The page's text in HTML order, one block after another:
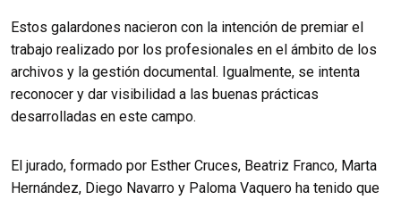
Estos galardones nacieron con la intención de premiar el
trabajo realizado por los profesionales en el ámbito de los
archivos y la gestión documental. Igualmente, se intenta
reconocer y dar visibilidad a las buenas prácticas
desarrolladas en este campo.
El jurado, formado por Esther Cruces, Beatriz Franco, Marta
Hernández, Diego Navarro y Paloma Vaquero ha tenido que